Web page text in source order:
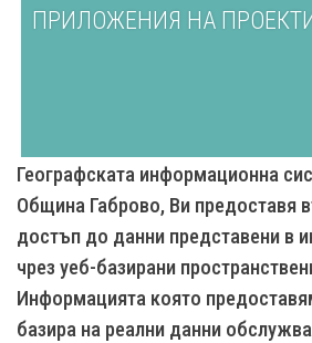
ПРИЛОЖЕНИЯ НА
Географската информационна
Община Габрово, Ви предоставя
достъп до данни представени в
чрез уеб-базирани
Информацията която
базира на реални данни